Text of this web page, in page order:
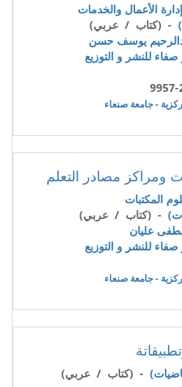
(إدارة الأعمال والخدمات
- (كتاب / عربي)
يوسف حسن
للنشر و التوزيع
9957-
- جامعة صنعاء
ومراكز مصادر التعلم
(علوم المكتبات
- (كتاب / عربي)
عليان
للنشر و التوزيع
- جامعة صنعاء
- (كتاب / عربي)